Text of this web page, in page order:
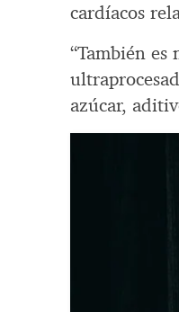
cardíacos
“También es
azúcar,